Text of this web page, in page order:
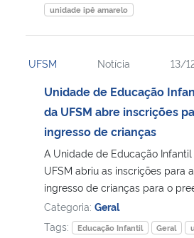
unidade ipê amarelo
UFSM Notícia 13/
Unidade de Educação
da UFSM abre inscrições
ingresso de crianças
A Unidade de Educação
UFSM abriu as inscrições para
ingresso de crianças para o
Categoria: Geral
Tags:
Educação Infantil Geral